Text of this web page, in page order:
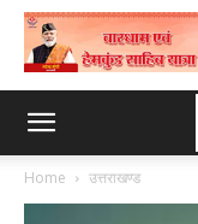
Home उत्तराखण्ड